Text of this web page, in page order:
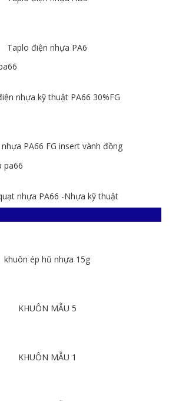
Taplo điện nhựa PA6
nhựa kỹ thuật PA66 30%FG
PA66 FG insert vành đồng
nhựa PA66 -Nhựa kỹ thuật
khuôn ép hũ nhựa 15g
KHUÔN MẪU 5
KHUÔN MẪU 1